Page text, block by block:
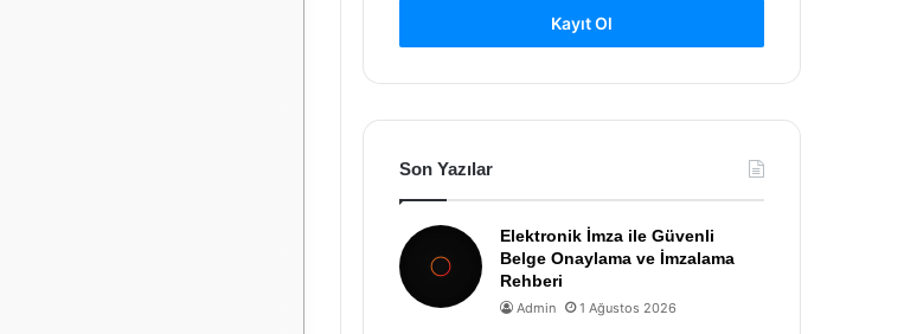
Kayıt Ol
Son Yazılar
Elektronik İmza ile Güvenli
Belge Onaylama ve İmzalama
Rehberi
Admin 1 Ağustos 2026